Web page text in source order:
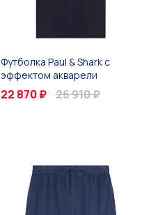
Футболка Paul & Shark с
эффектом акварели
22 870 ₽ 26 910 ₽